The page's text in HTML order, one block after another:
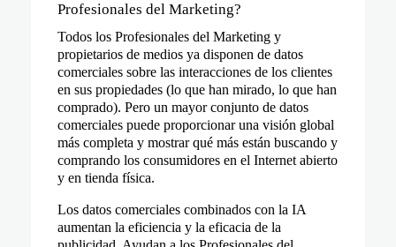
Profesionales del Marketing?
Todos los Profesionales del Marketing y
propietarios de medios ya disponen de datos
comerciales sobre las interacciones de los clientes
en sus propiedades (lo que han mirado, lo que han
comprado). Pero un mayor conjunto de datos
comerciales puede proporcionar una visión global
más completa y mostrar qué más están buscando y
comprando los consumidores en el Internet abierto
y en tienda física.
Los datos comerciales combinados con la IA
aumentan la eficiencia y la eficacia de la